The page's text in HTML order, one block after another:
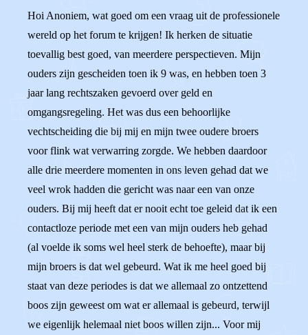
Hoi Anoniem, wat goed om een vraag uit de professionele
wereld op het forum te krijgen! Ik herken de situatie
toevallig best goed, van meerdere perspectieven. Mijn
ouders zijn gescheiden toen ik 9 was, en hebben toen 3
jaar lang rechtszaken gevoerd over geld en
omgangsregeling. Het was dus een behoorlijke
vechtscheiding die bij mij en mijn twee oudere broers
voor flink wat verwarring zorgde. We hebben daardoor
alle drie meerdere momenten in ons leven gehad dat we
veel wrok hadden die gericht was naar een van onze
ouders. Bij mij heeft dat er nooit echt toe geleid dat ik een
contactloze periode met een van mijn ouders heb gehad
(al voelde ik soms wel heel sterk de behoefte), maar bij
mijn broers is dat wel gebeurd. Wat ik me heel goed bij
staat van deze periodes is dat we allemaal zo ontzettend
boos zijn geweest om wat er allemaal is gebeurd, terwijl
we eigenlijk helemaal niet boos willen zijn... Voor mij